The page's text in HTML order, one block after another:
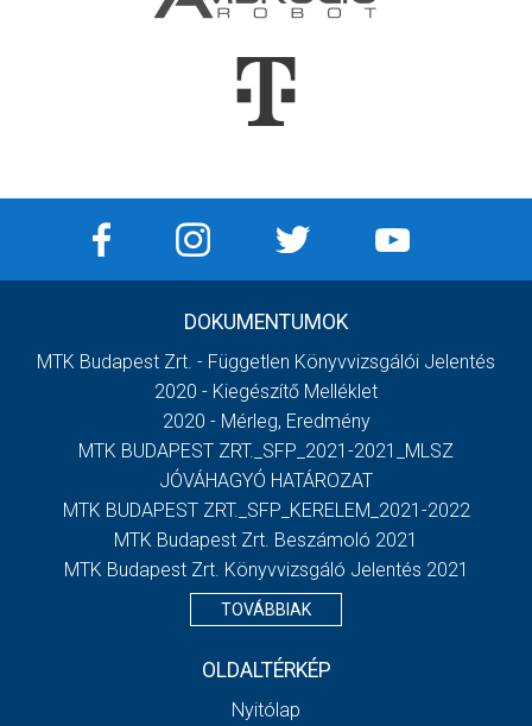
DOKUMENTUMOK
MTK Budapest Zrt. - Független Könyvvizsgálói Jelentés
2020 - Kiegészítő Melléklet
2020 - Mérleg, Eredmény
MTK BUDAPEST ZRT._SFP_2021-2021_MLSZ
JÓVÁHAGYÓ HATÁROZAT
MTK BUDAPEST ZRT._SFP_KERELEM_2021-2022
MTK Budapest Zrt. Beszámoló 2021
MTK Budapest Zrt. Könyvvizsgáló Jelentés 2021
TOVÁBBIAK
OLDALTÉRKÉP
Nyitólap